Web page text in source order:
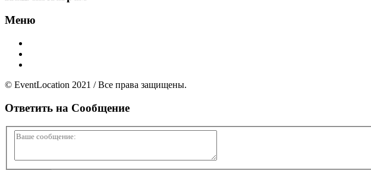
Меню
© EventLocation 2021 / Все права защищены.
Ответить на Сообщение